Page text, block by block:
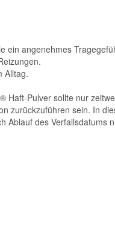
ein angenehmes
Alltag.
Pulver sollte nur
zurückzuführen sein. In
Ablauf des Verfallsdatums